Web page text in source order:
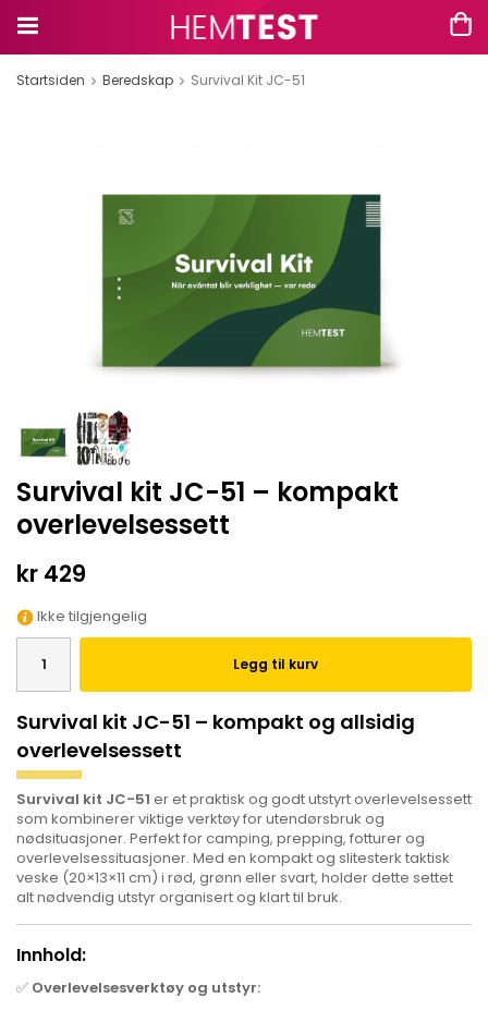
Startsiden Beredskap Survival Kit JC-51
Survival kit JC-51 – kompakt
overlevelsessett
kr 429
Ikke tilgjengelig
Legg til kurv
Survival kit JC-51 – kompakt og allsidig
overlevelsessett
Survival kit JC-51 er et praktisk og godt utstyrt overlevelsessett
som kombinerer viktige verktøy for utendørsbruk og
nødsituasjoner. Perfekt for camping, prepping, fotturer og
overlevelsessituasjoner. Med en kompakt og slitesterk taktisk
veske (20×13×11 cm) i rød, grønn eller svart, holder dette settet
alt nødvendig utstyr organisert og klart til bruk.
Innhold:
✅ Overlevelsesverktøy og utstyr: